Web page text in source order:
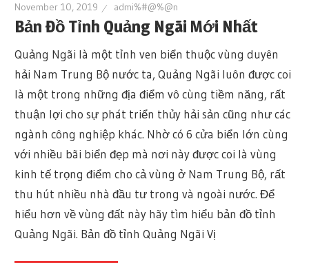
November 10, 2019 admi%#@%@n
Bản Đồ Tỉnh Quảng Ngãi Mới Nhất
Quảng Ngãi là một tỉnh ven biển thuộc vùng duyên
hải Nam Trung Bộ nước ta, Quảng Ngãi luôn được coi
là một trong những địa điểm vô cùng tiềm năng, rất
thuận lợi cho sự phát triển thủy hải sản cũng như các
ngành công nghiệp khác. Nhờ có 6 cửa biển lớn cùng
với nhiều bãi biển đẹp mà nơi này được coi là vùng
kinh tế trọng điểm cho cả vùng ở Nam Trung Bộ, rất
thu hút nhiều nhà đầu tư trong và ngoài nước. Để
hiểu hơn về vùng đất này hãy tìm hiểu bản đồ tỉnh
Quảng Ngãi. Bản đồ tỉnh Quảng Ngãi Vị